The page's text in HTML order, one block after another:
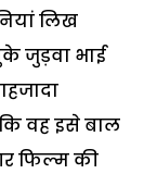
लिख
जुड़वा भाई
वह इसे बाल
फिल्म की